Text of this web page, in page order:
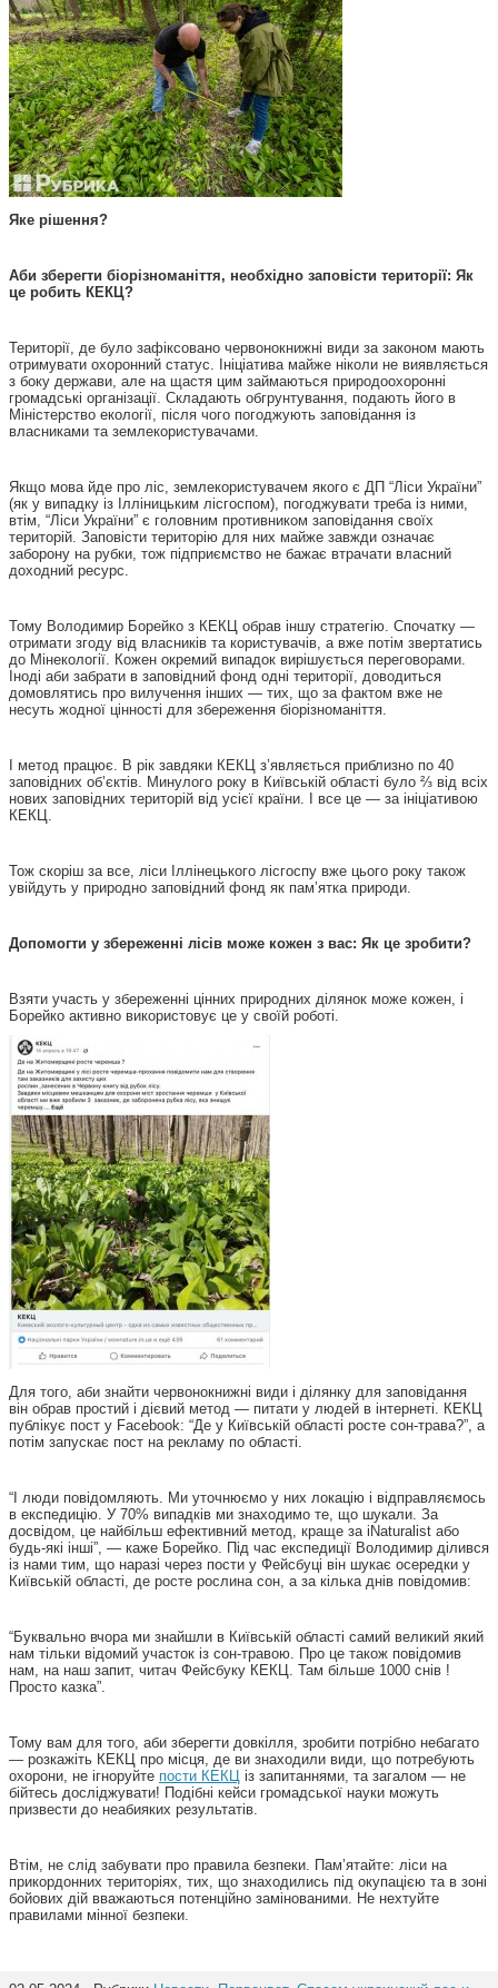
Яке рішення?
Аби зберегти біорізноманіття, необхідно заповісти території: Як
це робить КЕКЦ?
Території, де було зафіксовано червонокнижні види за законом мають
отримувати охоронний статус. Ініціатива майже ніколи не виявляється
з боку держави, але на щастя цим займаються природоохоронні
громадські організації. Складають обгрунтування, подають його в
Міністерство екології, після чого погоджують заповідання із
власниками та землекористувачами.
Якщо мова йде про ліс, землекористувачем якого є ДП “Ліси України”
(як у випадку із Ілліницьким лісгоспом), погоджувати треба із ними,
втім, “Ліси України” є головним противником заповідання своїх
територій. Заповісти територію для них майже завжди означає
заборону на рубки, тож підприємство не бажає втрачати власний
доходний ресурс.
Тому Володимир Борейко з КЕКЦ обрав іншу стратегію. Спочатку —
отримати згоду від власників та користувачів, а вже потім звертатись
до Мінекології. Кожен окремий випадок вирішується переговорами.
Іноді аби забрати в заповідний фонд одні території, доводиться
домовлятись про вилучення інших — тих, що за фактом вже не
несуть жодної цінності для збереження біорізноманіття.
І метод працює. В рік завдяки КЕКЦ з’являється приблизно по 40
заповідних об’єктів. Минулого року в Київській області було ⅔ від всіх
нових заповідних територій від усієї країни. І все це — за ініціативою
КЕКЦ.
Тож скоріш за все, ліси Іллінецького лісгоспу вже цього року також
увійдуть у природно заповідний фонд як пам’ятка природи.
Допомогти у збереженні лісів може кожен з вас: Як це зробити?
Взяти участь у збереженні цінних природних ділянок може кожен, і
Борейко активно використовує це у своїй роботі.
Для того, аби знайти червонокнижні види і ділянку для заповідання
він обрав простий і дієвий метод — питати у людей в інтернеті. КЕКЦ
публікує пост у Facebook: “Де у Київській області росте сон-трава?”, а
потім запускає пост на рекламу по області.
“І люди повідомляють. Ми уточнюємо у них локацію і відправляємось
в експедицію. У 70% випадків ми знаходимо те, що шукали. За
досвідом, це найбільш ефективний метод, краще за iNaturalist або
будь-які інші”, — каже Борейко. Під час експедиції Володимир ділився
із нами тим, що наразі через пости у Фейсбуці він шукає осередки у
Київській області, де росте рослина сон, а за кілька днів повідомив:
“Буквально вчора ми знайшли в Київській області самий великий який
нам тільки відомий участок із сон-травою. Про це також повідомив
нам, на наш запит, читач Фейсбуку КЕКЦ. Там більше 1000 снів !
Просто казка”.
Тому вам для того, аби зберегти довкілля, зробити потрібно небагато
— розкажіть КЕКЦ про місця, де ви знаходили види, що потребують
охорони, не ігноруйте пости КЕКЦ із запитаннями, та загалом — не
бійтесь досліджувати! Подібні кейси громадської науки можуть
призвести до неабияких результатів.
Втім, не слід забувати про правила безпеки. Пам’ятайте: ліси на
прикордонних територіях, тих, що знаходились під окупацією та в зоні
бойових дій вважаються потенційно замінованими. Не нехтуйте
правилами мінної безпеки.